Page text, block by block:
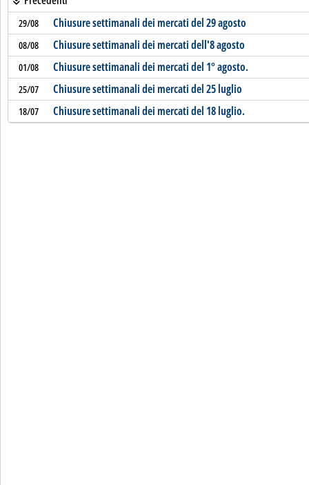
29/08 Chiusure settimanali dei mercati del 29 agosto
08/08 Chiusure settimanali dei mercati dell'8 agosto
01/08 Chiusure settimanali dei mercati del 1° agosto.
25/07 Chiusure settimanali dei mercati del 25 luglio
18/07 Chiusure settimanali dei mercati del 18 luglio.